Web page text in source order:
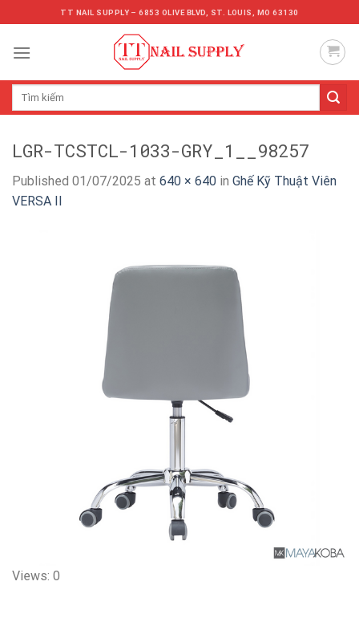
to
content
TT NAIL SUPPLY – 6853 OLIVE BLVD, ST. LOUIS, MO 63130
Tìm
LGR-TCSTCL-1033-GRY_1__98257
Published 01/07/2025 at 640 × 640 in Ghế Kỹ Thuật Viên
VERSA II
Views: 0